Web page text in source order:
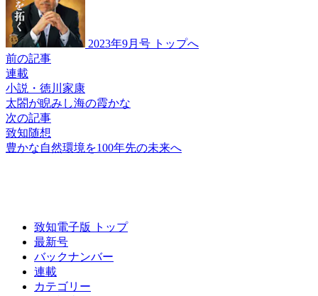
2023年9月号 トップへ
前の記事
連載
小説・徳川家康
太閤が睨みし海の霞かな
次の記事
致知随想
豊かな自然環境を100年先の未来へ
致知電子版 トップ
最新号
バックナンバー
連載
カテゴリー